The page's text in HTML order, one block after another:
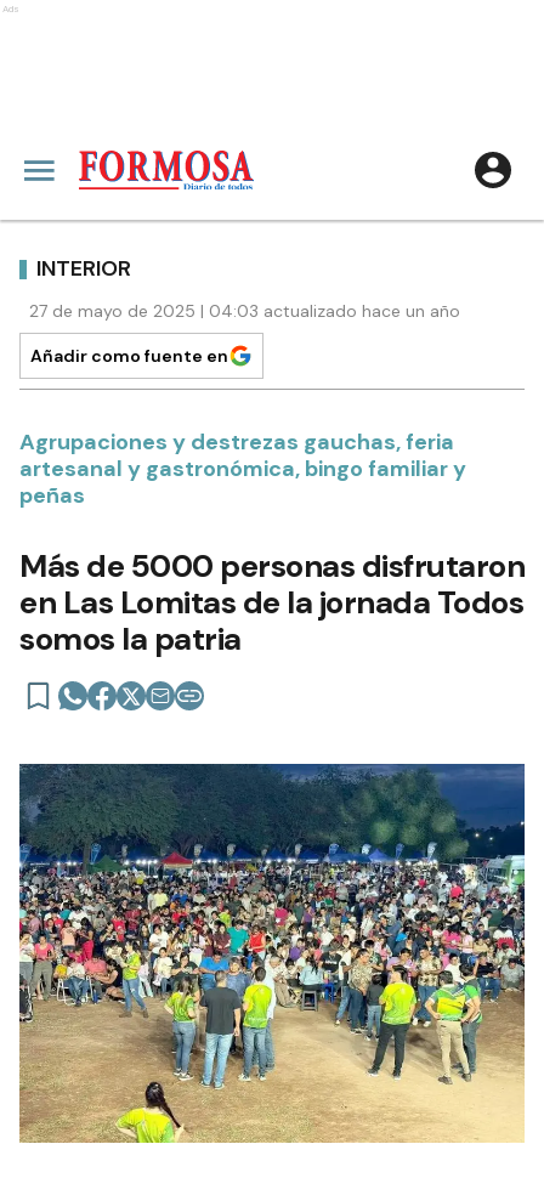
Ads
INTERIOR
27 de mayo de 2025 | 04:03 actualizado hace un año
Añadir como fuente en
Agrupaciones y destrezas gauchas, feria
artesanal y gastronómica, bingo familiar y
peñas
Más de 5000 personas disfrutaron
en Las Lomitas de la jornada Todos
somos la patria